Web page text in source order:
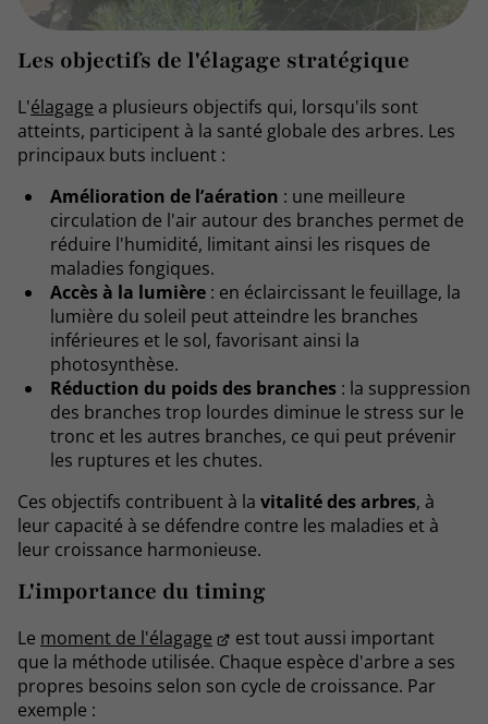
Les objectifs de l'élagage stratégique
L'élagage a plusieurs objectifs qui, lorsqu'ils sont
atteints, participent à la santé globale des arbres. Les
principaux buts incluent :
Amélioration de l’aération : une meilleure
circulation de l'air autour des branches permet de
réduire l'humidité, limitant ainsi les risques de
maladies fongiques.
Accès à la lumière: en éclaircissant le feuillage, la
lumière du soleil peut atteindre les branches
inférieures et le sol, favorisant ainsi la
photosynthèse.
Réduction du poids des branches: la suppression
des branches trop lourdes diminue le stress sur le
tronc et les autres branches, ce qui peut prévenir
les ruptures et les chutes.
Ces objectifs contribuent à la vitalitédes arbres, à
leur capacité à se défendre contre les maladies et à
leur croissance harmonieuse.
L'importance du timing
Le moment de l'élagage
est tout aussi important
que la méthode utilisée. Chaque espèce d'arbre a ses
propres besoins selon son cycle de croissance. Par
exemple :